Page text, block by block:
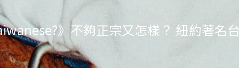
》不夠正宗又怎樣？ 紐約著名